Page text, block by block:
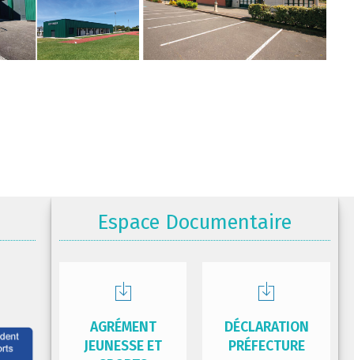
Espace Documentaire
AGRÉMENT
JEUNESSE ET
DÉCLARATION
PRÉFECTURE